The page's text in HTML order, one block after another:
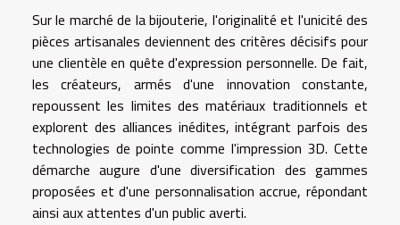
Sur le marché de la bijouterie, l'originalité et l'unicité des
pièces artisanales deviennent des critères décisifs pour
une clientèle en quête d'expression personnelle. De fait,
les créateurs, armés d'une innovation constante,
repoussent les limites des matériaux traditionnels et
explorent des alliances inédites, intégrant parfois des
technologies de pointe comme l'impression 3D. Cette
démarche augure d'une diversification des gammes
proposées et d'une personnalisation accrue, répondant
ainsi aux attentes d'un public averti.